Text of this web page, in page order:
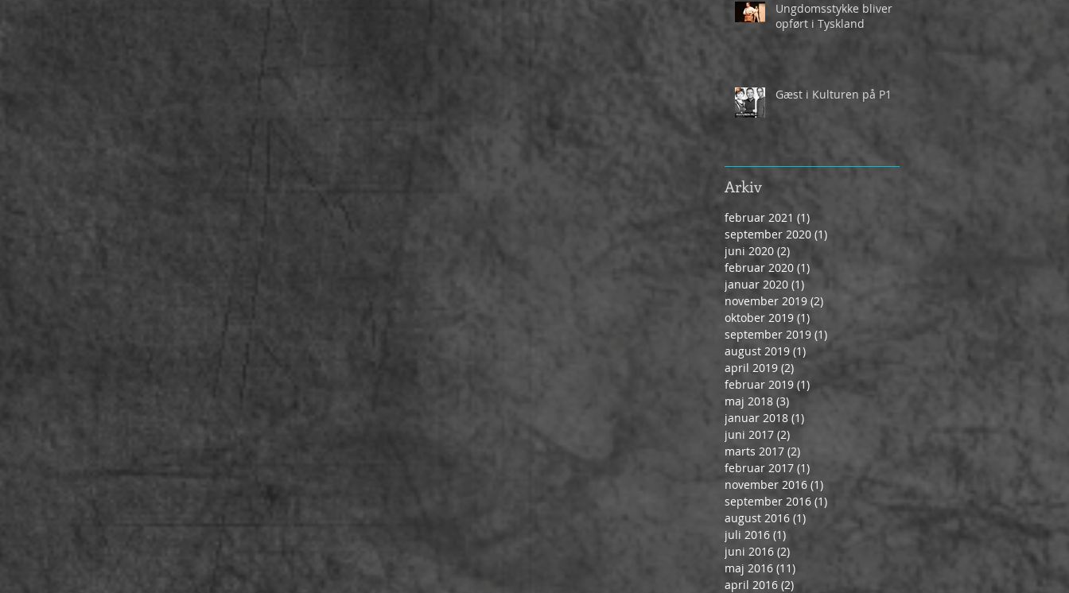
Ungdomsstykke bliver
opført i Tyskland
Gæst i Kulturen på P1
Arkiv
februar 2021 (1)
september 2020 (1)
juni 2020 (2)
februar 2020 (1) 1 indlæg
januar 2020 (1)1 indlæg
november 2019 (2)
oktober 2019 (1)
september 2019 (1)
august 2019 (1)
april 2019 (2)
februar 2019 (1)
maj 2018 (3)
januar 2018 (1)
juni 2017 (2)
marts 2017 (2)
februar 2017 (1)
november 2016 (1)
september 2016 (1)
august 2016 (1)
juli 2016 (1)
juni 2016 (2)
maj 2016 (11)
april 2016 (2)